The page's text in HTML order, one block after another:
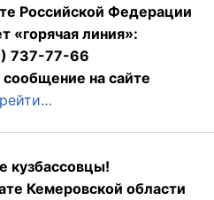
Российской Федерации
«горячая линия»:
737-77-66
на сайте
кузбассовцы!
Кемеровской области